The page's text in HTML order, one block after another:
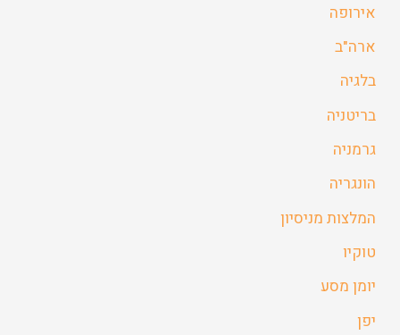
אירופה
ארה"ב
בלגיה
בריטניה
גרמניה
הונגריה
המלצות מניסיון
טוקיו
יומן מסע
יפן